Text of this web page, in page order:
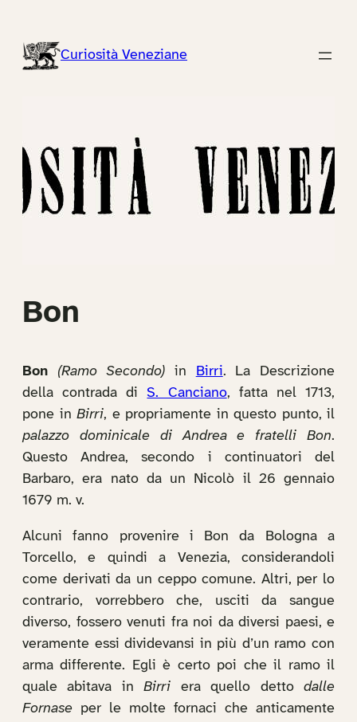
contenutoCuriosità Veneziane
Bon
Bon (Ramo Secondo) in Birri. La Descrizione
della contrada diS. Canciano, fatta nel 1713,
pone in Birri, e propriamente in questo punto, il
palazzo dominicale di Andrea e fratelli Bon.
Questo Andrea, secondo i continuatori del
Barbaro, era nato da un Nicolò il 26 gennaio
1679 m. v.
Alcuni fanno provenire i Bon da Bologna a
Torcello, e quindi a Venezia, considerandoli
come derivati da un ceppo comune. Altri, per lo
contrario, vorrebbero che, usciti da sangue
diverso, fossero venuti fra noi da diversi paesi, e
veramente essi dividevansi in più d’un ramo con
arma differente. Egli è certo poi che il ramo il
quale abitava inBirri era quello dettodalle
Fornase per le molte fornaci che anticamente